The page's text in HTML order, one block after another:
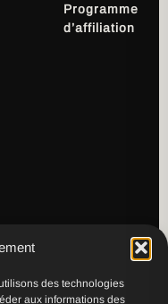
des technologies
aux informations des
Programme
d’affiliation